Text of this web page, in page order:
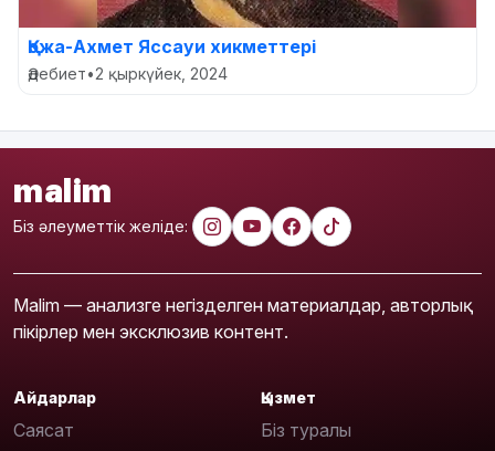
Қожа-Ахмет Яссауи хикметтері
Әдебиет•2 қыркүйек, 2024
malim
Біз әлеуметтік желіде:
Malim — анализге негізделген материалдар, авторлық
пікірлер мен эксклюзив контент.
Айдарлар
Саясат
Қызмет
Біз туралы